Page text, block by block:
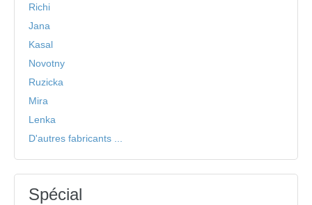
Richi
Jana
Kasal
Novotny
Ruzicka
Mira
Lenka
D'autres fabricants ...
Spécial